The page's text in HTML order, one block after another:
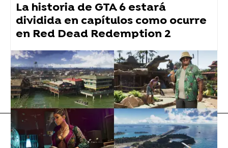
La historia de GTA 6 estará
dividida en capítulos como ocurre
en Red Dead Redemption 2
Vídeo viral
Flooxer Now » Noticias